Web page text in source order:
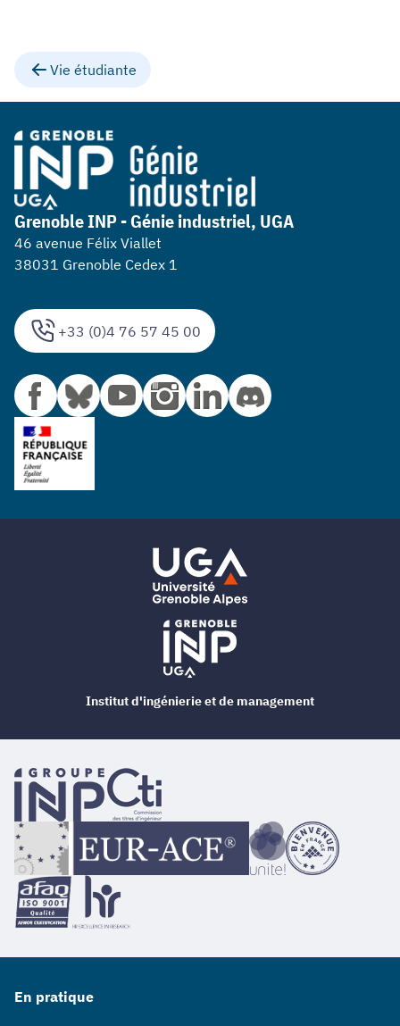
Vie étudiante
+33 (0)4 76 57 45 00
Grenoble INP - Génie industriel, UGA
46 avenue Félix Viallet
38031 Grenoble Cedex 1
En pratique
Institut d'ingénierie et de management